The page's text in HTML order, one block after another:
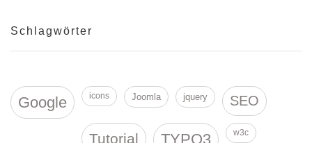
Schlagwörter
Google icons Joomla jquery SEO
Tutorial TYPO3 w3c